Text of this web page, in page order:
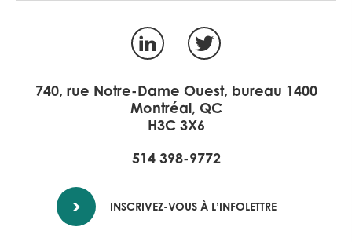
LinkedInTwitter
740, rue Notre-Dame Ouest, bureau 1400
Montréal, QC
H3C 3X6
514 398-9772
INSCRIVEZ-VOUS À L’INFOLETTRE